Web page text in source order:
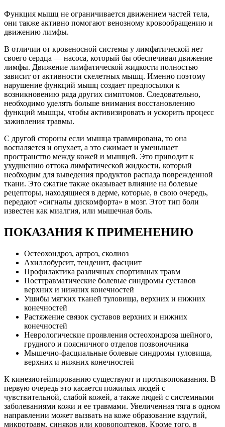
Функция мышц не ограничивается движением частей тела,
они также активно помогают венозному кровообращению и
движению лимфы.
В отличии от кровеносной системы у лимфатической нет
своего сердца — насоса, который бы обеспечивал движение
лимфы. Движение лимфатической жидкости полностью
зависит от активности скелетных мышц. Именно поэтому
нарушение функций мышц создает предпосылки к
возникновению ряда других симптомов. Следовательно,
необходимо уделять больше внимания восстановлению
функций мышцы, чтобы активизировать и ускорить процесс
заживления травмы.
С другой стороны если мышца травмирована, то она
воспаляется и опухает, а это сжимает и уменьшает
пространство между кожей и мышцей. Это приводит к
ухудшению оттока лимфатической жидкости, который
необходим для выведения продуктов распада поврежденной
ткани. Это сжатие также оказывает влияние на болевые
рецепторы, находящиеся в дерме, которые, в свою очередь,
передают «сигналы дискомфорта» в мозг. Этот тип боли
известен как миалгия, или мышечная боль.
ПОКАЗАНИЯ К ПРИМЕНЕНИЮ
Остеохондроз, артроз, сколиоз
Ахиллобурсит, тенденит, фасциит
Профилактика различных спортивных травм
Посттравматические болевые синдромы суставов
верхних и нижних конечностей
Ушибы мягких тканей туловища, верхних и нижних
конечностей
Растяжение связок суставов верхних и нижних
конечностей
Неврологические проявления остеохондроза шейного,
грудного и поясничного отделов позвоночника
Мышечно-фасциальные болевые синдромы туловища,
верхних и нижних конечностей
К кинезиотейпированию существуют и противопоказания. В
первую очередь это касается пожилых людей с
чувствительной, слабой кожей, а также людей с системными
заболеваниями кожи и ее травмами. Увеличенная тяга в одном
направлении может вызвать на коже образование вздутий,
микротравм, синяков или кровоподтеков. Кроме того, в